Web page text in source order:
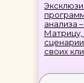
анализа
своих